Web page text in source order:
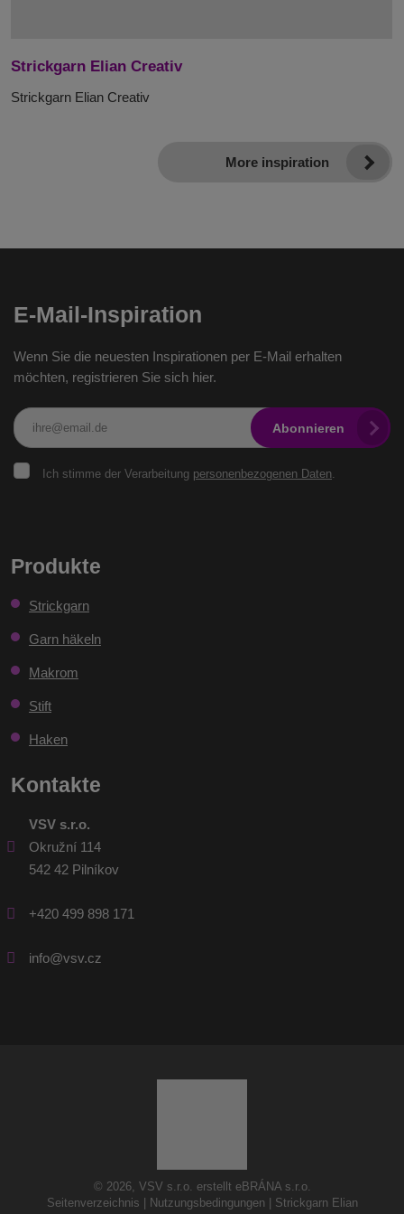
Strickgarn Elian Creativ
Strickgarn Elian Creativ
More inspiration
E-Mail-Inspiration
Wenn Sie die neuesten Inspirationen per E-Mail erhalten
möchten, registrieren Sie sich hier.
Ich stimme der Verarbeitung personenbezogenen Daten.
Abonnieren
Formular
nicht
gesendet
werden
Produkte
Strickgarn
Garn häkeln
Makrom
Stift
Haken
Kontakte
VSV s.r.o.
Okružní 114
542 42 Pilníkov
+420 499 898 171
info@vsv.cz
© 2026, VSV s.r.o. erstellt eBRÁNA s.r.o.
Seitenverzeichnis
Nutzungsbedingungen Strickgarn Elian